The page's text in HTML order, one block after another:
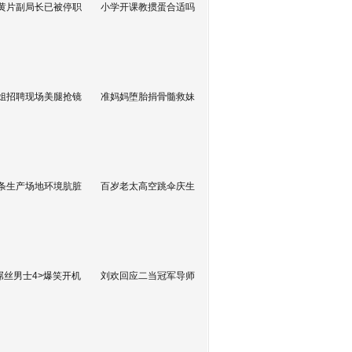
片副局长已被停职 小学开课教掼蛋合适吗
招聘现场美腿抢镜 准妈妈堕胎捐骨髓救妹
生产场地环境肮脏 百岁老太高空跳伞庆生
丝男士4>爆笑开机 刘欢回应二当冠军导师